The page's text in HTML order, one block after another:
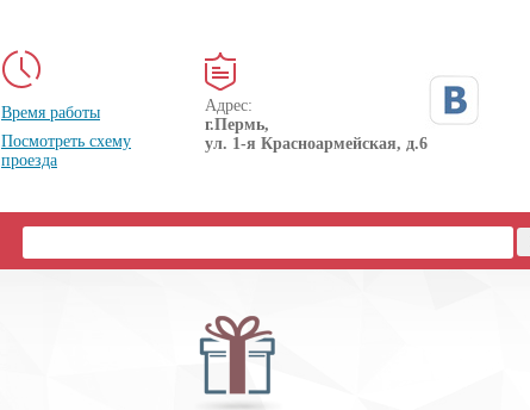
Время работы
Посмотреть схему
проезда
Адрес:
г.Пермь,
ул. 1-я Красноармейская, д.6